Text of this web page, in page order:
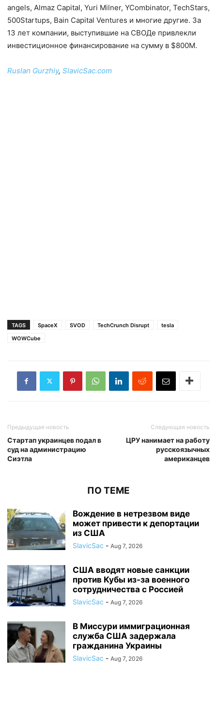
angels, Almaz Capital, Yuri Milner, YCombinator, TechStars,
500Startups, Bain Capital Ventures и многие другие. За
13 лет компании, выступившие на СВОДе привлекли
инвестиционное финансирование на сумму в $800M.
Ruslan Gurzhiy, SlavicSac.com
TAGS SpaceX SVOD TechCrunch Disrupt
tesla
WOWCube
Предыдущая новость
Стартап украинцев подал в
суд на администрацию
Сиэтла
Следующая новость
ЦРУ нанимает на работу
русскоязычных
американцев
ПО ТЕМЕ
Вождение в нетрезвом виде
может привести к депортации
из США
SlavicSac - Aug 7, 2026
США вводят новые санкции
против Кубы из-за военного
сотрудничества с Россией
SlavicSac - Aug 7, 2026
В Миссури иммиграционная
служба США задержала
гражданина Украины
SlavicSac - Aug 7, 2026